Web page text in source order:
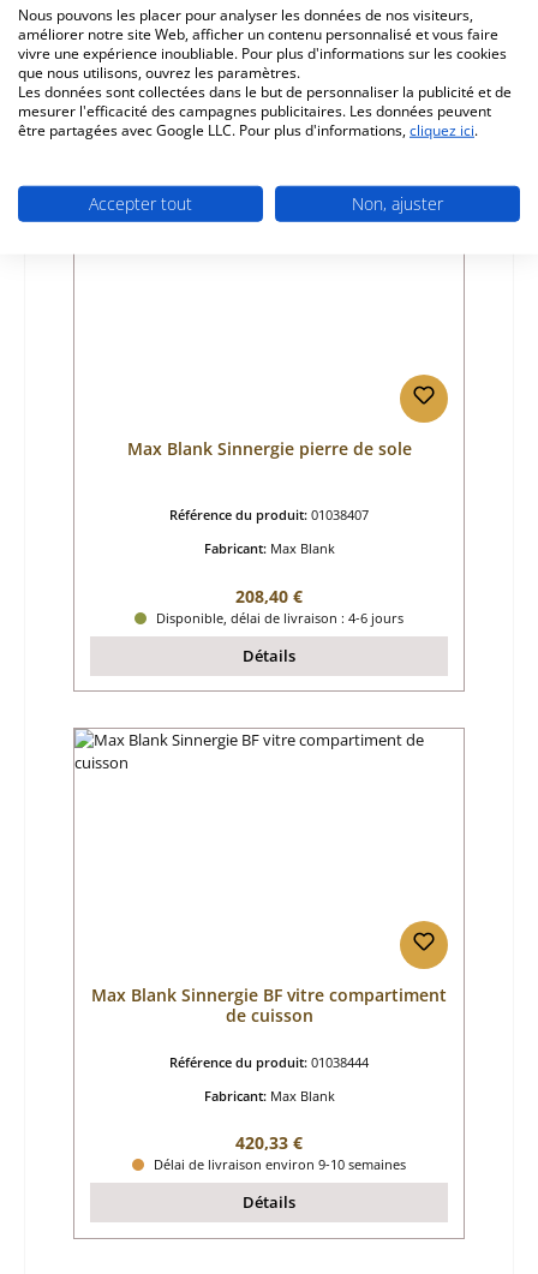
Prix régulier :
102,15 €
Disponible, délai de livraison : 4-6 jours
Détails
Seul 6 disponible
Max Blank Sinnergie pierre de sole
Référence du produit: 01038407
Fabricant: Max Blank
Prix régulier :
208,40 €
Disponible, délai de livraison : 4-6 jours
Détails
Max Blank Sinnergie BF vitre compartiment
de cuisson
Référence du produit: 01038444
Fabricant: Max Blank
Prix régulier :
420,33 €
Délai de livraison environ 9-10 semaines
Détails
Nous pouvons les placer pour analyser les données de nos visiteurs,
améliorer notre site Web, afficher un contenu personnalisé et vous faire
vivre une expérience inoubliable. Pour plus d'informations sur les cookies
que nous utilisons, ouvrez les paramètres.
Les données sont collectées dans le but de personnaliser la publicité et de
mesurer l'efficacité des campagnes publicitaires. Les données peuvent
être partagées avec Google LLC. Pour plus d'informations,cliquez ici.
Accepter tout Non, ajuster